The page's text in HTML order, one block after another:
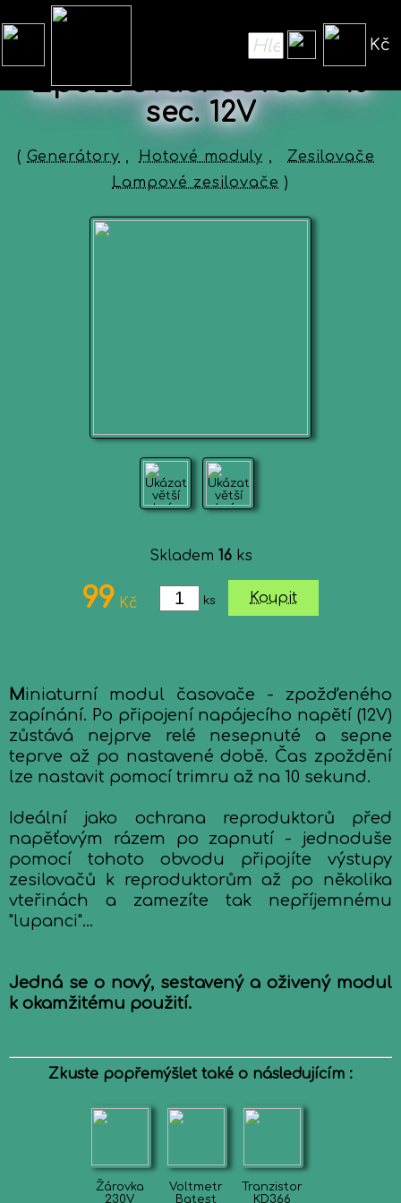
Kč
Zpožďovací obvod 1-10
sec. 12V
( Generátory , Hotové moduly ,
Zesilovače
Lampové zesilovače )
Skladem 16ks
99 Kč ks Koupit
Miniaturní modul časovače - zpožďeného
zapínání. Po připojení napájecího napětí (12V)
zůstává nejprve relé nesepnuté a sepne
teprve až po nastavené době. Čas zpoždění
lze nastavit pomocí trimru až na 10 sekund.
Ideální jako ochrana reproduktorů před
napěťovým rázem po zapnutí - jednoduše
pomocí tohoto obvodu připojíte výstupy
zesilovačů k reproduktorům až po několika
vteřinách a zamezíte tak nepříjemnému
"lupanci"...
Jedná se o nový, sestavený a oživený modul
k okamžitému použití.
Zkuste popřemýšlet také o následujícím :
Žárovka
230V
Voltmetr
Batest
Tranzistor
KD366